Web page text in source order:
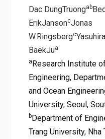
Dac DungTruongab
ErikJansoncJonas
W.Ringsbergc
BaekJua
a Research Institute
Engineering,
and Ocean
University, Seoul,
bDepartment of
Trang University, Nha